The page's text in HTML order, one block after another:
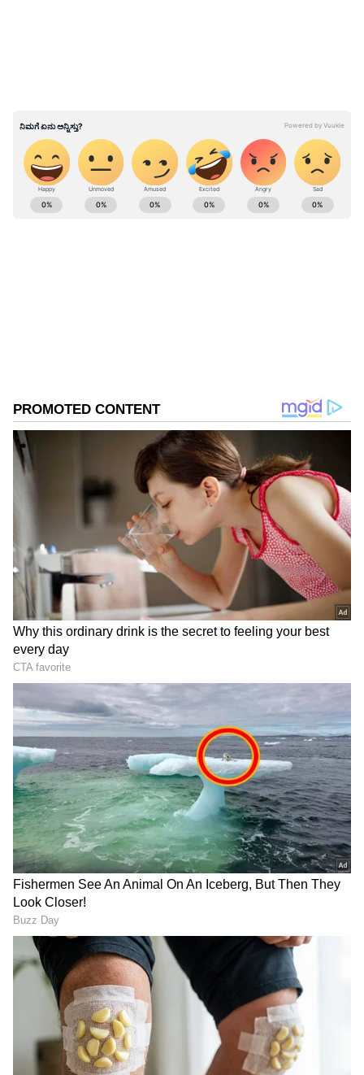
ಪ್ರಯಾ​ಣಿ​ಕರ ಅಳ​ಲು:ಈ ಕುರಿತು ಪ್ರಯಾ​ಣಿ​ಕರು
ಟ್ವೀಟರ್‌ನಲ್ಲಿ ಕೆಎಸ್‌ಆರ್‌ಟಿಸಿ ಖಾತೆಗೆ ಟ್ಯಾಗ್‌ ಮಾಡಿ
ಸ್ಕ್ರೀನ್‌ಶಾಟ್‌ ಹಂಚಿಕೊಂಡಿದ್ದಾರೆ. ಕಳೆದ 2 ದಿನಗಳಿಂದ
ಕೆಎಸ್‌ಆರ್‌ಟಿಸಿ ವೆಬ್‌ಸೈಟ್‌ ಹಾಗೂ ಮೊಬೈಲ್‌ ಬುಕ್ಕಿಂಗ್‌
ಆ್ಯಪ್‌ನಲ್ಲಿ ಟಿಕೆಟ್‌ ಬುಕ್ಕಿಂಗ್‌ ಮಾಡಲು ಆಗುತ್ತಿಲ್ಲ. ಬ್ಯಾಂಕ್‌
ಅಕೌಂಟ್‌ನಿಂದ ಹಣ ಕಡಿತಗೊಳ್ಳುತ್ತಿದ್ದರೂ ಟಿಕೆಟ್‌ ಮಾತ್ರ
ಬುಕ್‌ ಆಗುತ್ತಿಲ್ಲ ಎಂದು ಕಿಡಿಕಾರಿದ್ದಾರೆ.
ಕೆಲವರು ಬುಕ್ಕಿಂಗ್‌ನ ರೆಫರೆನ್ಸ್‌ ಸಂಖ್ಯೆಯನ್ನು ಹಾಕಿ, ‘ಟಿಕೆಟ್‌
ಬುಕ್‌ ಆಗದಿದ್ದರೂ ಬ್ಯಾಂಕ್‌ ಖಾತೆಯಿಂದ ಹಣ
ಕಡಿತಗೊಂಡಿದೆ. ರೀಫಂಡ್‌ ಮಾಡಿ’ ಎಂದು ಒತ್ತಾಯಿಸಿದ್ದಾರೆ.
ಇದಕ್ಕೆ ಕೆಎಸ್‌ಆರ್‌ಟಿಸಿ ಸಿಬ್ಬಂದಿ ಪ್ರತಿಕ್ರಿಯಿಸಿದ್ದು ‘ನಿಮ್ಮ ಹಣ
ABOUT THE AUTHOR
DOWNLOAD APP
ಕರ್ನಾಟಕ, ಭಾರತ (India News
) ಮತ್ತು ಜಗತ್ತಿನ
ಕ್ಷಣಕ್ಷಣದ ಕನ್ನಡ ಸುದ್ದಿ (Kannada News)
ಅಪ್ಡೇಟ್‌ಗಳಿಗಾಗಿ ಏಷ್ಯಾನೆಟ್ ಸುವರ್ಣ ನ್ಯೂಸ್‌ ಫಾಲೋ
ಮಾಡಿ. ಬ್ರೇಕಿಂಗ್ ಸುದ್ದಿ (Latest Kannada News),
ವಿಶೇಷ ವರದಿಗಳು ಮತ್ತು ನೇರ ಪ್ರಸಾರಗಳೊಂದಿಗೆ
(kannada news live) ಸಂಪೂರ್ಣ ಮಾಹಿತಿ ಒಂದೇ
ಕ್ಲಿಕ್‌ನಲ್ಲಿ ಲಭ್ಯ. ಏಷ್ಯಾನೆಟ್ ಸುವರ್ಣ ನ್ಯೂಸ್ ಅಧಿಕೃತ
ಆ್ಯಪ್ ಡೌನ್‌ಲೋಡ್ ಮಾಡಿ ಹಾಗು ಎಲ್ಲಾ ಅಪ್‌ಡೇಟ್
ಗಳನ್ನು ಪಡೆಯಿರಿ